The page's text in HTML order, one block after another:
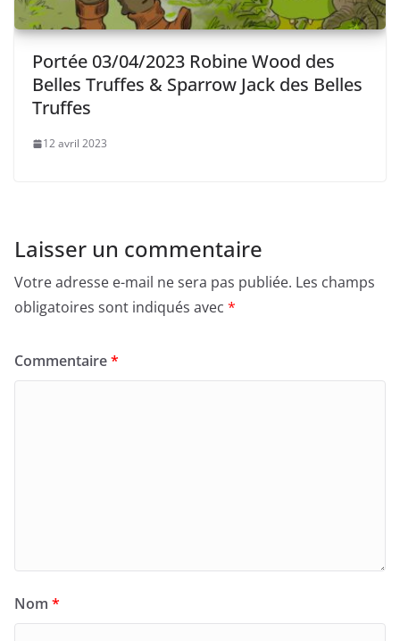
Portée 03/04/2023 Robine Wood des
Belles Truffes & Sparrow Jack des Belles
Truffes
12 avril 2023
Laisser un commentaire
Votre adresse e-mail ne sera pas publiée. Les champs
obligatoires sont indiqués avec *
Commentaire*
Nom *